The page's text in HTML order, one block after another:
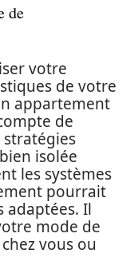
de
votre
de votre
appartement
de
stratégies
isolée
les systèmes
pourrait
adaptées. Il
mode de
vous ou